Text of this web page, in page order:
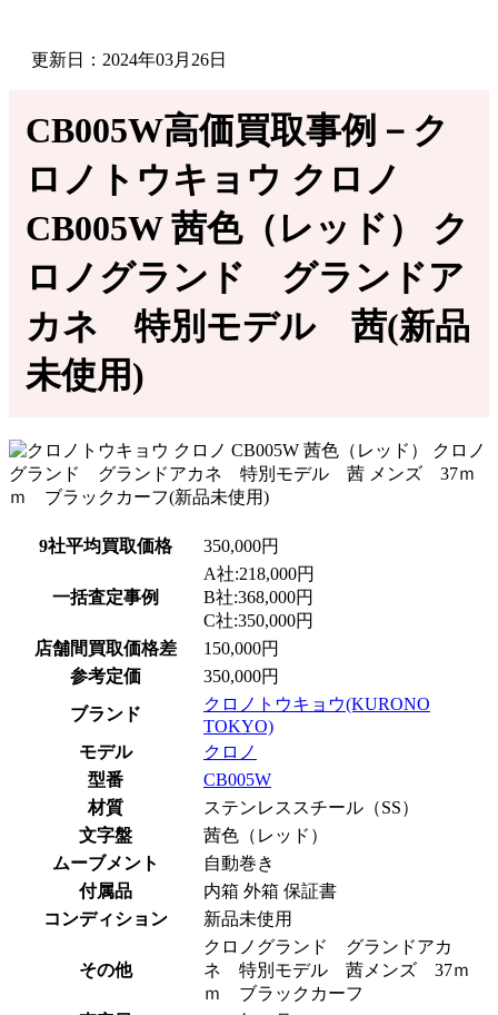
更新日：2024年03月26日
CB005W高価買取事例－ク
ロノトウキョウ クロノ
CB005W 茜色（レッド） ク
ロノグランド グランドア
カネ 特別モデル 茜(新品
未使用)
9社平均買取価格 350,000円
一括査定事例
A社:218,000円
B社:368,000円
C社:350,000円
店舗間買取価格差
150,000円
参考定価
350,000円
ブランド
クロノトウキョウ(KURONO
TOKYO)
モデル
クロノ
型番
CB005W
材質
ステンレススチール（SS）
文字盤
茜色（レッド）
ムーブメント
自動巻き
付属品
内箱 外箱 保証書
コンディション
新品未使用
その他
クロノグランド グランドアカ
ネ 特別モデル 茜メンズ 37ｍ
ｍ ブラックカーフ